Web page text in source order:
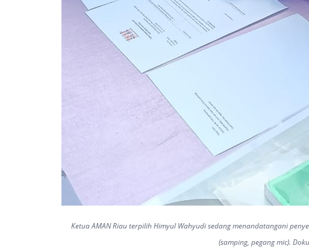
Ketua AMAN Riau terpilih Himyul Wahyudi sedang menandatangani
(samping, pegang mic).